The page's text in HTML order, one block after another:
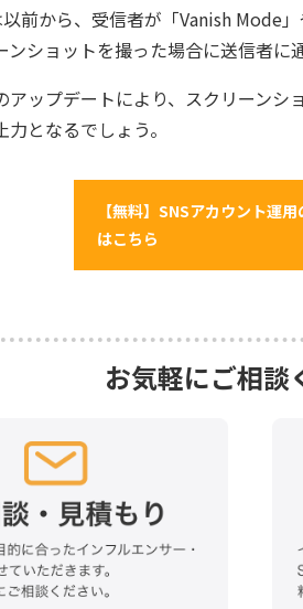
前から、受信者が「Vanish Mode
ンショットを撮った場合に送信者に
アップデートにより、スクリーンシ
となるでしょう。
【無料】SNSアカウント運
はこちら
お気軽にご相談